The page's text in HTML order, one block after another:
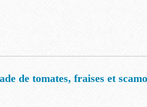
de tomates, fraises et